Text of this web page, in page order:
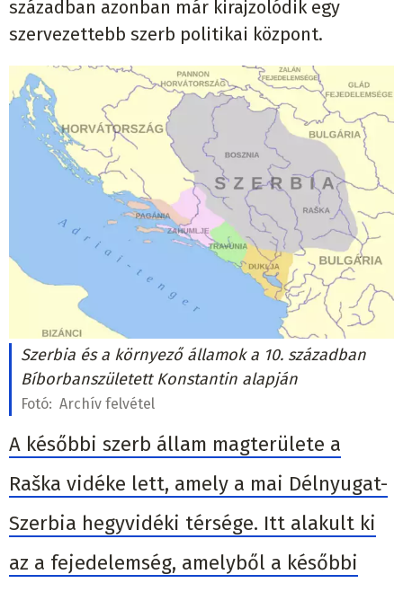
században azonban már kirajzolódik egy
szervezettebb szerb politikai központ.
Szerbia és a környező államok a 10. században
Bíborbanszületett Konstantin alapján
Fotó: Archív felvétel
A későbbi szerb állam magterülete a
Raška vidéke lett, amely a mai Délnyugat-
Szerbia hegyvidéki térsége. Itt alakult ki
az a fejedelemség, amelyből a későbbi